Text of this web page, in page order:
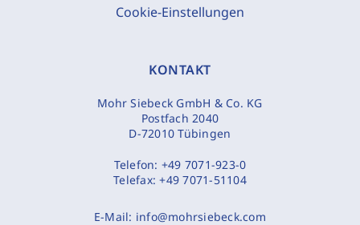
Cookie-Einstellungen
KONTAKT
Mohr Siebeck GmbH & Co. KG
Postfach 2040
D-72010 Tübingen
Telefon: +49 7071-923-0
Telefax:+49 7071-51104
E-Mail: info@mohrsiebeck.com